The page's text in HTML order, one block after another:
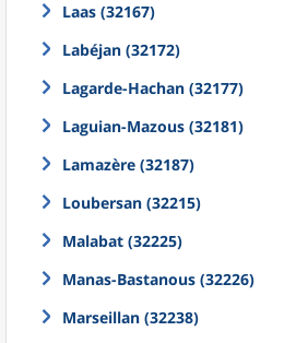
Laas (32167)
Labéjan (32172)
Lagarde-Hachan (32177)
Laguian-Mazous (32181)
Lamazère (32187)
Loubersan (32215)
Malabat (32225)
Manas-Bastanous (32226)
Marseillan (32238)